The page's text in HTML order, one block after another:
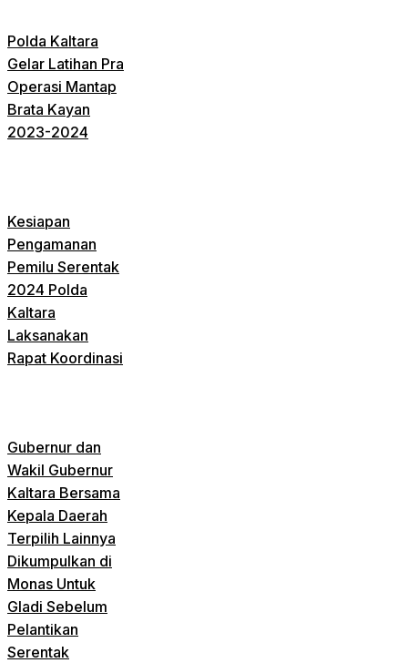
Polda Kaltara
Gelar Latihan Pra
Operasi Mantap
Brata Kayan
2023-2024
Kesiapan
Pengamanan
Pemilu Serentak
2024 Polda
Kaltara
Laksanakan
Rapat Koordinasi
Gubernur dan
Wakil Gubernur
Kaltara Bersama
Kepala Daerah
Terpilih Lainnya
Dikumpulkan di
Monas Untuk
Gladi Sebelum
Pelantikan
Serentak